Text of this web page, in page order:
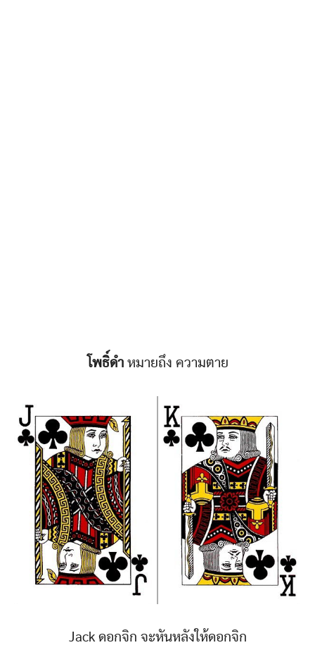
โพธิ์ดำหมายถึง ความตาย
Jack ดอกจิก จะหันหลังให้ดอกจิก